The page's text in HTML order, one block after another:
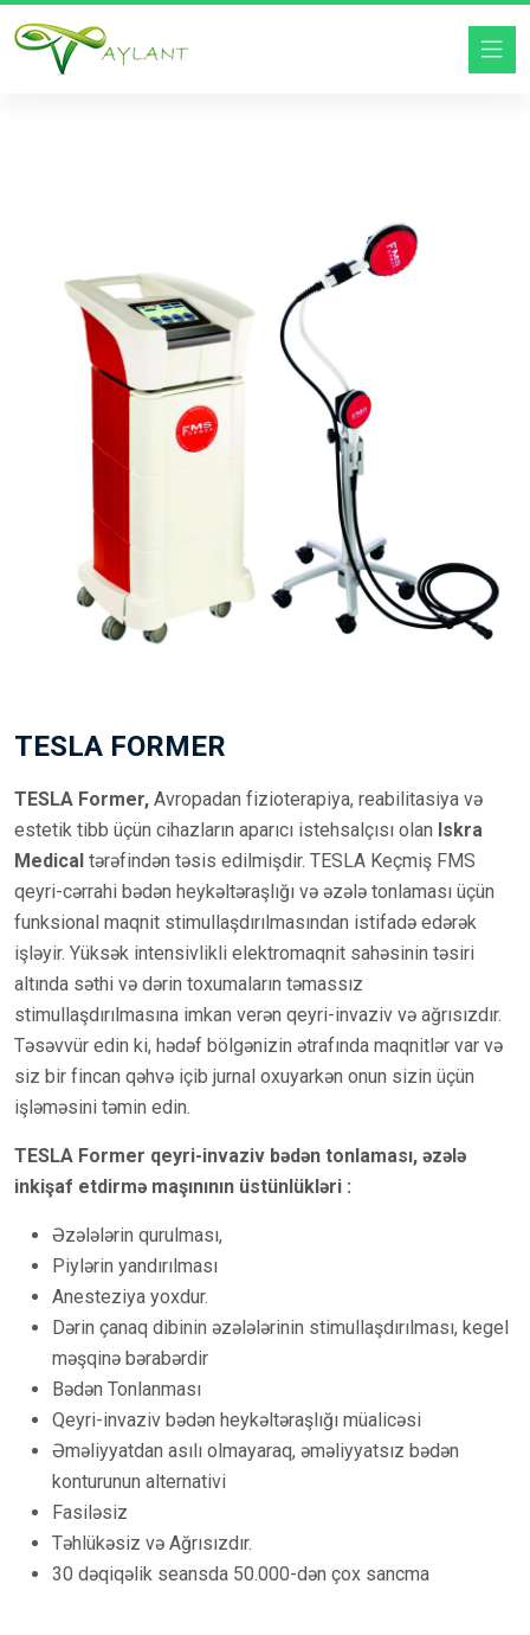
TESLA FORMER
TESLA Former, Avropadan fizioterapiya, reabilitasiya və
estetik tibb üçün cihazların aparıcı istehsalçısı olan Iskra
Medical tərəfindən təsis edilmişdir. TESLA Keçmiş FMS
qeyri-cərrahi bədən heykəltəraşlığı və əzələ tonlaması üçün
funksional maqnit stimullaşdırılmasından istifadə edərək
işləyir. Yüksək intensivlikli elektromaqnit sahəsinin təsiri
altında səthi və dərin toxumaların təmassız
stimullaşdırılmasına imkan verən qeyri-invaziv və ağrısızdır.
Təsəvvür edin ki, hədəf bölgənizin ətrafında maqnitlər var və
siz bir fincan qəhvə içib jurnal oxuyarkən onun sizin üçün
işləməsini təmin edin.
TESLA Former qeyri-invaziv bədən tonlaması, əzələ
inkişaf etdirmə maşınının üstünlükləri :
Əzələlərin qurulması,
Piylərin yandırılması
Anesteziya yoxdur.
Dərin çanaq dibinin əzələlərinin stimullaşdırılması, kegel
məşqinə bərabərdir
Bədən Tonlanması
Qeyri-invaziv bədən heykəltəraşlığı müalicəsi
Əməliyyatdan asılı olmayaraq, əməliyyatsız bədən
konturunun alternativi
Fasiləsiz
Təhlükəsiz və Ağrısızdır.
30 dəqiqəlik seansda 50.000-dən çox sancma